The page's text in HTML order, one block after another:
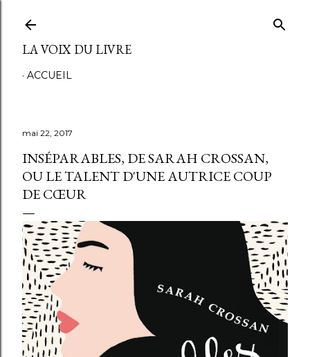
LA VOIX DU LIVRE
ACCUEIL
mai 22, 2017
INSÉPARABLES, DE SARAH CROSSAN,
OU LE TALENT D'UNE AUTRICE COUP
DE CŒUR